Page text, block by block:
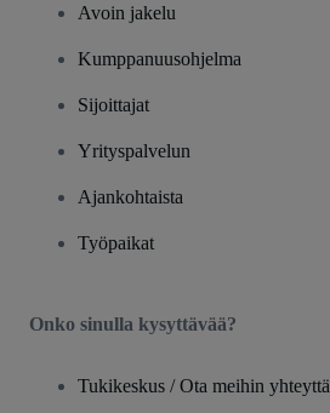
Avoin jakelu
Kumppanuusohjelma
Sijoittajat
Yrityspalvelun
Ajankohtaista
Työpaikat
Onko sinulla kysyttävää?
Tukikeskus / Ota meihin yhteyttä